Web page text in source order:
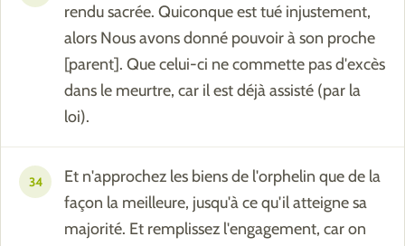
rendu sacrée. Quiconque est tué injustement,
alors Nous avons donné pouvoir à son proche
[parent]. Que celui-ci ne commette pas d'excès
dans le meurtre, car il est déjà assisté (par la
loi).
34
Et n'approchez les biens de l'orphelin que de la
façon la meilleure, jusqu'à ce qu'il atteigne sa
majorité. Et remplissez l'engagement, car on